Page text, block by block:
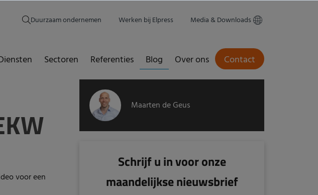
Duurzaam ondernemen Werken bij Elpress Media & Downloads
Sectoren Referenties Blog Over ons Contact
voor een
Maarten de Geus
Schrijf u in voor onze
maandelijkse nieuwsbrief